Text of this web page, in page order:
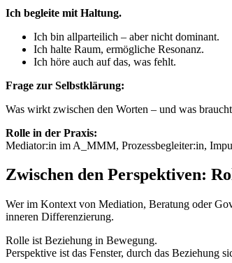
Ich begleite mit Haltung.
Ich bin allparteilich – aber nicht dominant.
Ich halte Raum, ermögliche Resonanz.
Ich höre auch auf das, was fehlt.
Frage zur Selbstklärung:
Was wirkt zwischen den Worten – und was
Rolle in der Praxis:
Mediator:in im A_MMM, Prozessbegleiter:in,
Zwischen den Perspektiven:
Wer im Kontext von Mediation, Beratung oder
inneren Differenzierung.
Rolle ist Beziehung in Bewegung.
Perspektive ist das Fenster, durch das Beziehung